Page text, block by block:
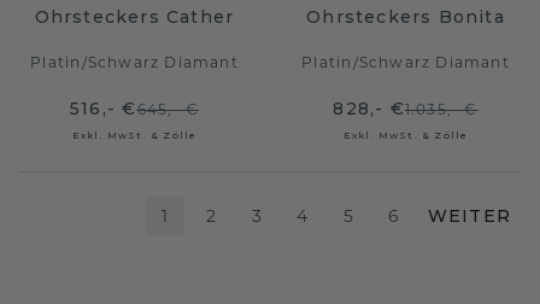
Ohrsteckers Cather
Platin /Schwarz Diamant
516,- €645,- €
Exkl. MwSt. & Zölle
Ohrsteckers Bonita
Platin /Schwarz Diamant
828,- €1.035,- €
Exkl. MwSt. & Zölle
1 2 3 4 5 6 WEITER